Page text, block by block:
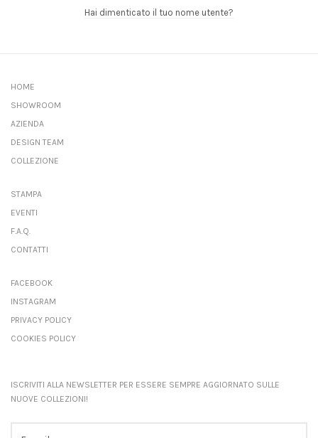
Hai dimenticato il tuo nome utente?
HOME
SHOWROOM
AZIENDA
DESIGN TEAM
COLLEZIONE
STAMPA
EVENTI
F.A.Q.
CONTATTI
FACEBOOK
INSTAGRAM
PRIVACY POLICY
COOKIES POLICY
ISCRIVITI ALLA NEWSLETTER PER ESSERE SEMPRE AGGIORNATO SULLE
NUOVE COLLEZIONI!